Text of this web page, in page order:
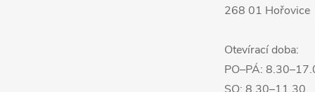
268 01 Hořovice
Otevírací doba:
PO–PÁ: